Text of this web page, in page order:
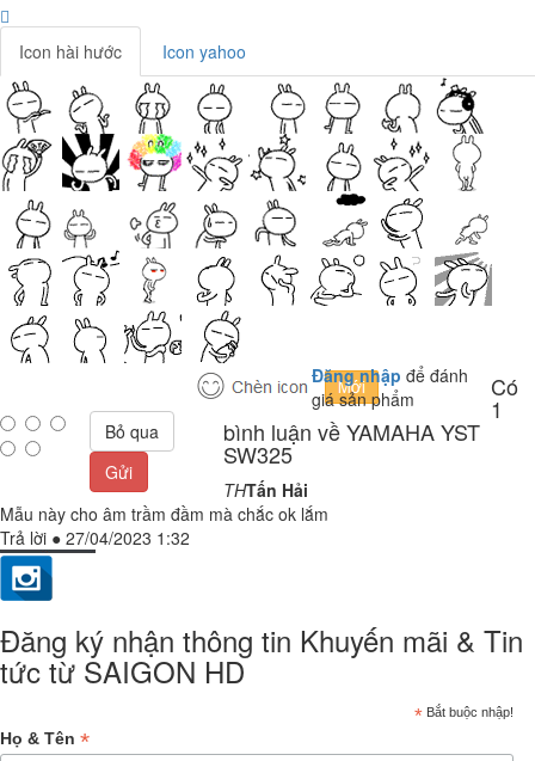
Icon hài hước Icon yahoo
Đăng nhập để đánh
giá sản phẩm
Bỏ qua
Gửi
Có
1
bình luận về YAMAHA YST
SW325
THTấn Hải
Mẫu này cho âm trầm đầm mà chắc ok lắm
Trả lời ● 27/04/2023 1:32
Đăng ký nhận thông tin Khuyến mãi & Tin
tức từ SAIGON HD
* Bắt buộc nhập!
Họ & Tên *